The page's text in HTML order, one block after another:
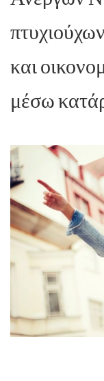
και
μέσω